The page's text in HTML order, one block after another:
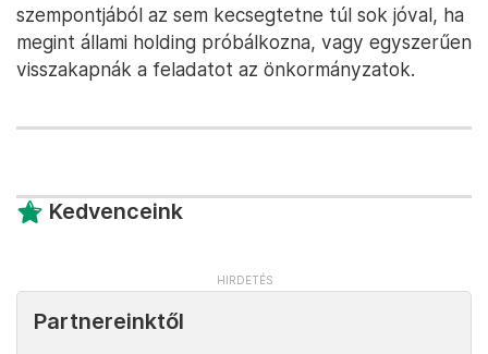
szempontjából az sem kecsegtetne túl sok jóval, ha
megint állami holding próbálkozna, vagy egyszerűen
visszakapnák a feladatot az önkormányzatok.
Kedvenceink
Partnereinktől